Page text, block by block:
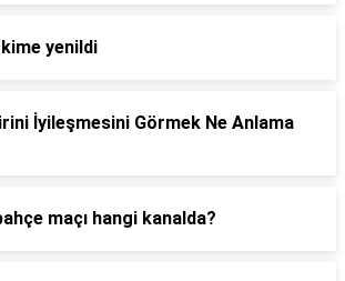
yenildi
İyileşmesini Görmek Ne Anlama
maçı hangi kanalda?